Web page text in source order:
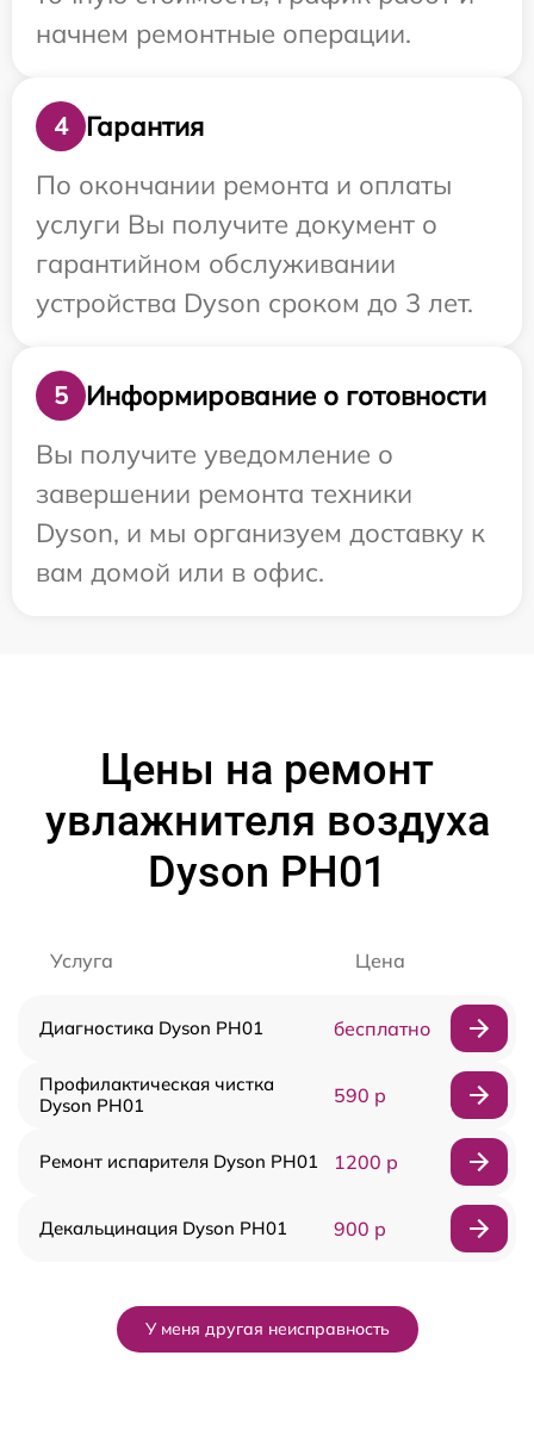
начнем ремонтные операции.
4
Гарантия
По окончании ремонта и оплаты
услуги Вы получите документ о
гарантийном обслуживании
устройства Dyson сроком до 3 лет.
5
Информирование о готовности
Вы получите уведомление о
завершении ремонта техники
Dyson, и мы организуем доставку к
вам домой или в офис.
Цены на ремонт
увлажнителя воздуха
Dyson PH01
Услуга Цена
Диагностика Dyson PH01 бесплатно
Профилактическая чистка
Dyson PH01
590 р
Ремонт испарителя Dyson PH01 1200 р
Декальцинация Dyson PH01 900 р
У меня другая неисправность